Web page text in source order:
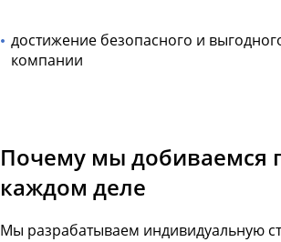
достижение безопасного и
компании
Почему мы добиваемся
каждом деле
Мы разрабатываем индивидуальную